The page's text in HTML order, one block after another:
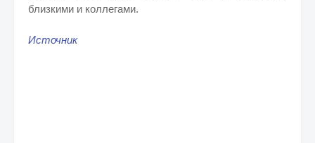
близкими и коллегами.
Источник